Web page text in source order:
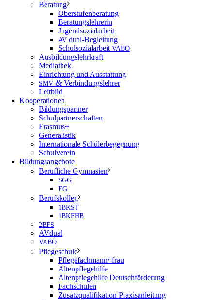
Beratung
Oberstufenberatung
Beratungslehrerin
Jugendsozialarbeit
AV dual-Begleitung
Schulsozialarbeit VABO
Ausbildungslehrkraft
Mediathek
Einrichtung und Ausstattung
SMV & Verbindungslehrer
Leitbild
Kooperationen
Bildungspartner
Schulpartnerschaften
Erasmus+
Generalistik
Internationale Schülerbegegnung
Schulverein
Bildungsangebote
Berufliche Gymnasien
SGG
EG
Berufskolleg
1BKST
1BKFHB
2BFS
AVdual
VABO
Pflegeschule
Pflegefachmann/-frau
Altenpflegehilfe
Altenpflegehilfe Deutschförderung
Fachschulen
Zusatzqualifikation Praxisanleitung